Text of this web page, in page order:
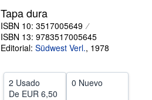
Tapa dura
ISBN 10: 3517005649
ISBN 13: 9783517005645
Editorial: Südwest Verl., 1978
2 Usado
De EUR 6,50
0 Nuevo